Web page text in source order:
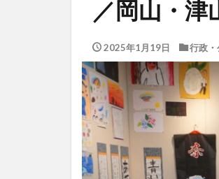
／岡山・津
2025年1月19日 行政・